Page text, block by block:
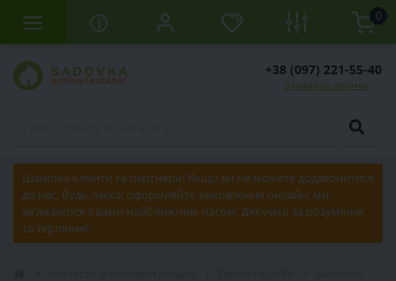
0
+38 (097) 221-55-40
Заказать звонок
Шановні клієнти та партнери! Якщо ви не можете додзвонитися
до нас, будь ласка, оформляйте замовлення онлайн, ми
зв'яжемося з вами найближчим часом. Дякуємо за розуміння
та терпіння!